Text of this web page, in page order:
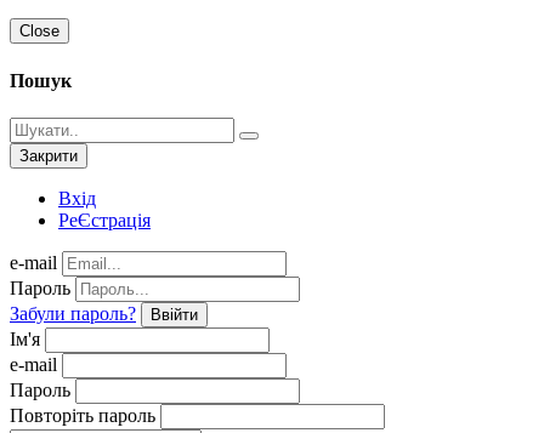
Close
Пошук
Закрити
Вхід
РеЄстрація
e-mail
Пароль
Забули пароль?
Ввійти
Ім'я
e-mail
Пароль
Повторіть пароль